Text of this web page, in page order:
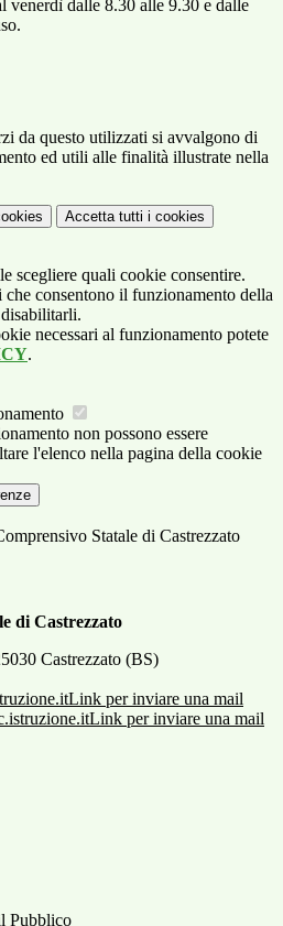
venerdì dalle 8.30 alle 9.30 e dalle
da questo utilizzati si avvalgono di
ed utili alle finalità illustrate nella
Accetta tutti i cookies
scegliere quali cookie consentire.
consentono il funzionamento della
necessari al funzionamento potete
.
non possono essere
l'elenco nella pagina della cookie
Statale di Castrezzato
di Castrezzato
Castrezzato (BS)
Link per inviare una mail
Link per inviare una mail
Pubblico